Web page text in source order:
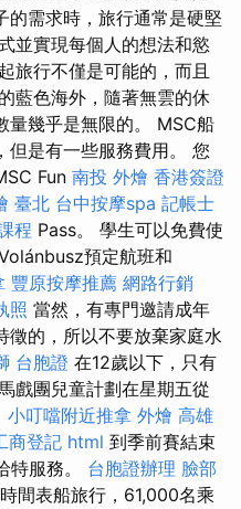
的需求時，旅行通常是硬堅
並實現每個人的想法和慾
旅行不僅是可能的，而且
藍色海外，隨著無雲的休
量幾乎是無限的。 MSC船
但是有一些服務費用。 您
Fun 南投 外燴 香港簽證
臺北 台中按摩spa 記帳士
程 Pass。 學生可以免費使
預定航班和
豐原按摩推薦 網路行銷
照 當然，有專門邀請成年
徵的，所以不要放棄家庭水
台胞證 在12歲以下，只有
戲團兒童計劃在星期五從
小叮噹附近推拿 外燴 高雄
商登記 html 到季前賽結束
特服務。 台胞證辦理 臉部
間表船旅行，61,000名乘